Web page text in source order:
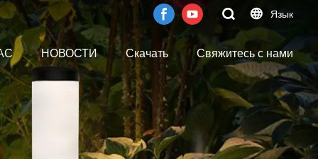
Язык
НОВОСТИ Скачать Свяжитесь с нами